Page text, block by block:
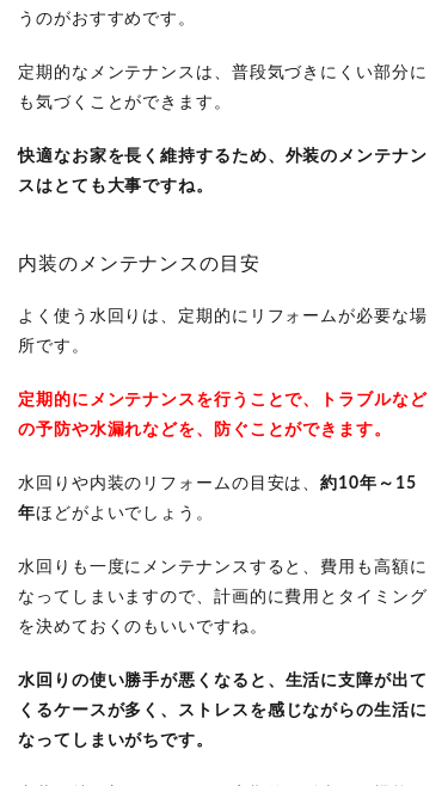
うのがおすすめです。
定期的なメンテナンスは、普段気づきにくい部分に
も気づくことができます。
快適なお家を長く維持するため、 外装のメンテナン
スはとても大事ですね。
内装のメンテナンスの目安
よく使う水回りは、定期的にリフォームが必要な場
所です。
定期的にメンテナンスを行うことで、トラブルなど
の予防や水漏れなどを、防ぐことができます。
水回りや内装のリフォームの目安は 、約10年～15
年ほどがよいでしょう。
水回りも一度にメンテナンスすると、費用も高額に
なってしまいますので、計画的に費用とタイミング
を決めておくのもいいですね。
水回りの使い勝手が悪くなると、 生活に支障が出て
くるケースが多く 、ストレスを感じながらの生活に
なってしまいがちです。